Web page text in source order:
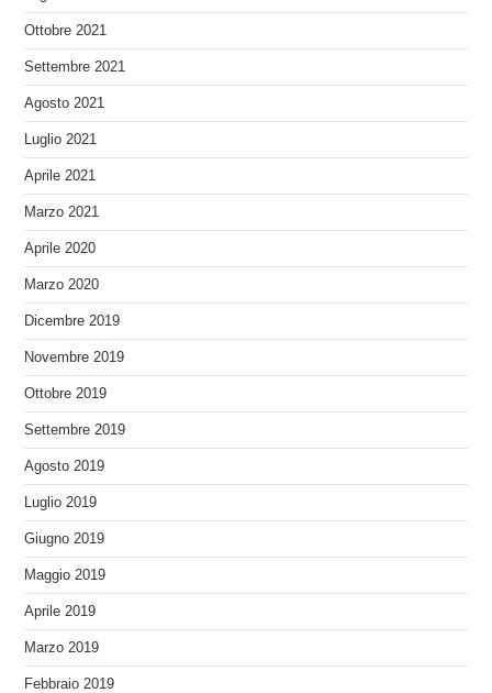
Ottobre 2021
Settembre 2021
Agosto 2021
Luglio 2021
Aprile 2021
Marzo 2021
Aprile 2020
Marzo 2020
Dicembre 2019
Novembre 2019
Ottobre 2019
Settembre 2019
Agosto 2019
Luglio 2019
Giugno 2019
Maggio 2019
Aprile 2019
Marzo 2019
Febbraio 2019